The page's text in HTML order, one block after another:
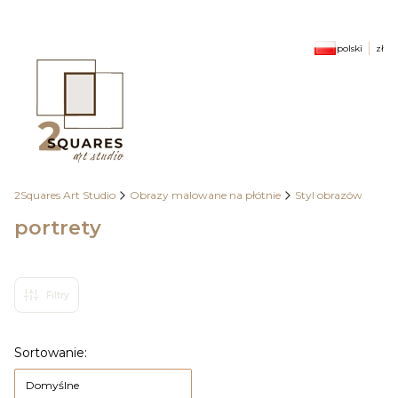
polski zł
2Squares Art Studio Obrazy malowane na płótnie Styl obrazów
portrety
Filtry
Lista produktów
Sortowanie:
Domyślne